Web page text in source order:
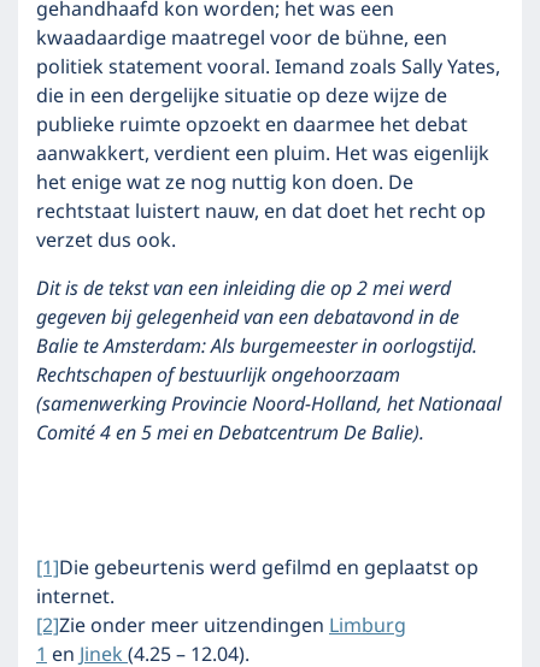
gehandhaafd kon worden; het was een
kwaadaardige maatregel voor de bühne, een
politiek statement vooral. Iemand zoals Sally Yates,
die in een dergelijke situatie op deze wijze de
publieke ruimte opzoekt en daarmee het debat
aanwakkert, verdient een pluim. Het was eigenlijk
het enige wat ze nog nuttig kon doen. De
rechtstaat luistert nauw, en dat doet het recht op
verzet dus ook.
Dit is de tekst van een inleiding die op 2 mei werd
gegeven bij gelegenheid van een debatavond in de
Balie te Amsterdam: Als burgemeester in oorlogstijd.
Rechtschapen of bestuurlijk ongehoorzaam
(samenwerking Provincie Noord-Holland, het Nationaal
Comité 4 en 5 mei en Debatcentrum De Balie).
[1]Die gebeurtenis werd gefilmd en geplaatst op
internet.
[2]Zie onder meer uitzendingenLimburg
1enJinek(4.25 – 12.04).